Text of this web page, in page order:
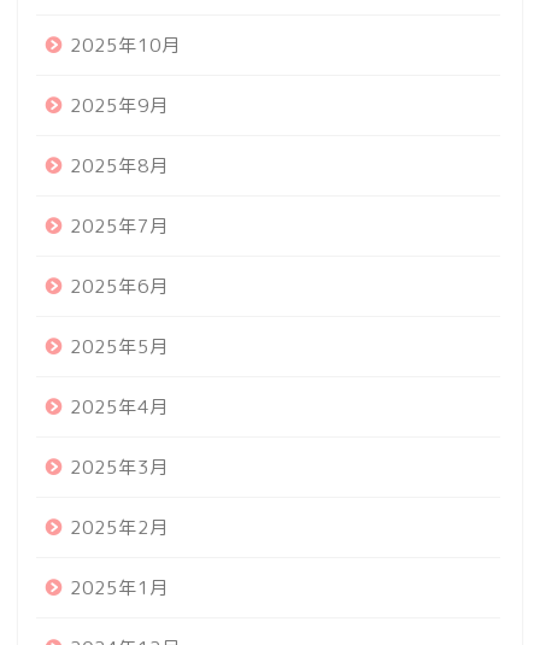
2025年10月
2025年9月
2025年8月
2025年7月
2025年6月
2025年5月
2025年4月
2025年3月
2025年2月
2025年1月